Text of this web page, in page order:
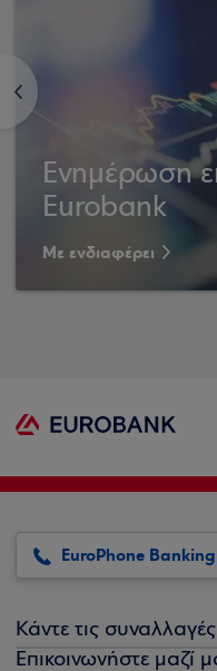
<
Ενημέρωση
Eurobank
Με ενδιαφέρει
EuroPhone
Κάντε τις
Επικοινωνήστε μαζί